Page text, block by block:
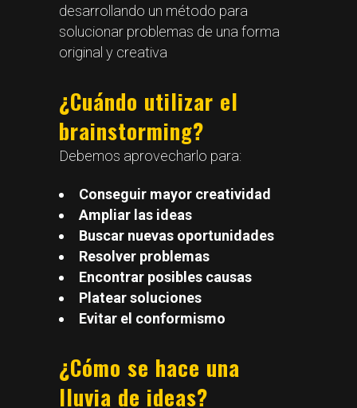
desarrollando un método para
solucionar problemas de una forma
original y creativa
¿Cuándo utilizar el
brainstorming?
Debemos aprovecharlo para:
Conseguir mayor creatividad
Ampliar las ideas
Buscar nuevas oportunidades
Resolver problemas
Encontrar posibles causas
Platear soluciones
Evitar el conformismo
¿Cómo se hace una
lluvia de ideas?